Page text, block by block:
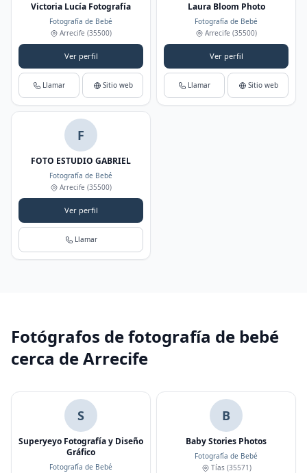
Victoria Lucía Fotografía
Fotografía de Bebé
Arrecife (35500)
Ver perfil
Llamar Sitio web
Laura Bloom Photo
Fotografía de Bebé
Arrecife (35500)
Ver perfil
Llamar Sitio web
F
FOTO ESTUDIO GABRIEL
Fotografía de Bebé
Arrecife (35500)
Ver perfil
Llamar
Fotógrafos de fotografía de bebé
cerca de Arrecife
S
Superyeyo Fotografía y Diseño
Gráfico
Fotografía de Bebé
B
Baby Stories Photos
Fotografía de Bebé
Tías(35571)